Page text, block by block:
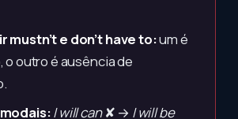
mustn’t e don’t have to:um é
o outro é ausência de
I will can✘ → I will be